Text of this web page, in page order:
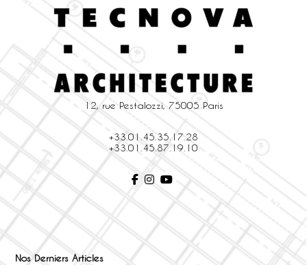
12, rue Pestalozzi, 75005 Paris
+33.01.45.35.17.28
+33.01.45.87.19.10
Nos Derniers Articles